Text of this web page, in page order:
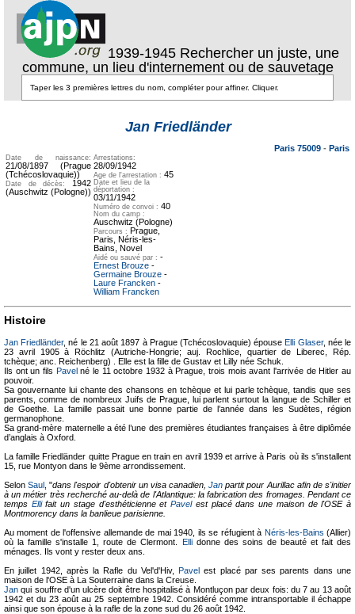
1939-1945 Rechercher un juste, une
commune, un lieu d'internement ou de sauvetage
Jan Friedländer
Paris 75009 - Paris
Date de naissance:
21/08/1897 (Prague
(Tchécoslovaquie))
Date de décès: 1942
(Auschwitz (Pologne))
Arrestations:
28/09/1942
Age de l'arrestation : 45
Date et lieu de la
déportation :
03/11/1942
Numéro de convoi : 40
Nom du camp :
Auschwitz (Pologne)
Parcours : Prague,
Paris, Néris-les-
Bains, Novel
Aidé ou sauvé par : -
Ernest Brouze -
Germaine Brouze -
Laure Francken -
William Francken
Histoire
Jan Friedländer, né le 21 août 1897 à Prague (Tchécoslovaquie) épouseElli Glaser, née le
23 avril 1905 àRöchlitz (Autriche-Hongrie; auj. Rochlice, quartier de Liberec, Rép.
tchèque; anc. Reichenberg)
. Elle est la fille de Gustav et Lilly née Schuk.
Ils ont un fils Pavelné le 11 octobre 1932 à Prague, trois mois avant l'arrivée de Hitler au
pouvoir.
Sa gouvernante lui chante des chansons en tchèque et lui parle tchèque, tandis que ses
parents, comme de nombreux Juifs de Prague, lui parlent surtout la langue de Schiller et
de Goethe. La famille passait une bonne partie de l’année dans les Sudètes, région
germanophone.
Sa grand-mère maternelle a été l’une des premières étudiantes françaises à être diplômée
d’anglais à Oxford.
La famille Friedländer quitte Prague en train en avril 1939 et arrive à Paris où ils s'installent
15, rue Montyon dans le 9ème arrondissement.
SelonSaul , "dans l'espoir d'obtenir un visa canadien,Jan partit pour Aurillac afin de s'initier
à un métier très recherché au-delà de l'Atlantique: la fabrication des fromages. Pendant ce
temps Ellifait un stage d'esthéticienne etPavelest placé dans une maison de l'OSE à
Montmorency dans la banlieue parisienne.
Au moment de l'offensive allemande de mai 1940, ils se réfugient à Néris-les-Bains (Allier)
où la famille s'installe 1, route de Clermont. Ellidonne des soins de beauté et fait des
ménages. Ils vont y rester deux ans.
En juillet 1942, après la Rafle du Vel'd'Hiv,Pavel est placé par ses parents dans une
maison de l'OSE à La Souterraine dans la Creuse.
Jan qui souffre d'un ulcère doit être hospitalisé à Montluçon par deux fois: du 7 au 13 août
1942 et du 23 août au 25 septembre 1942. Considéré comme intransportable il échappe
ainsi que son épouse à la rafle de la zone sud du 26 août 1942.